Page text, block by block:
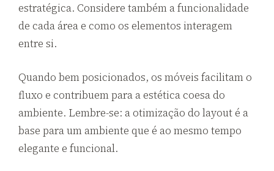
estratégica. Considere também a funcionalidade
de cada área e como os elementos interagem
entre si.
Quando bem posicionados, os móveis facilitam o
fluxo e contribuem para a estética coesa do
ambiente. Lembre-se: a otimização do layout é a
base para um ambiente que é ao mesmo tempo
elegante e funcional.